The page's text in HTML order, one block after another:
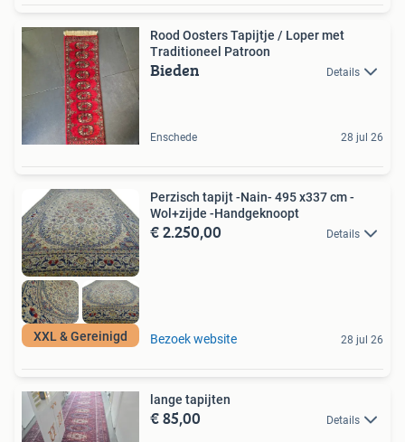
Rood Oosters Tapijtje / Loper met
Traditioneel Patroon
Bieden Details
Enschede 28 jul 26
XXL & Gereinigd
Perzisch tapijt -Nain- 495 x337 cm -
Wol+zijde -Handgeknoopt
€ 2.250,00 Details
Bezoek website 28 jul 26
lange tapijten
€ 85,00 Details